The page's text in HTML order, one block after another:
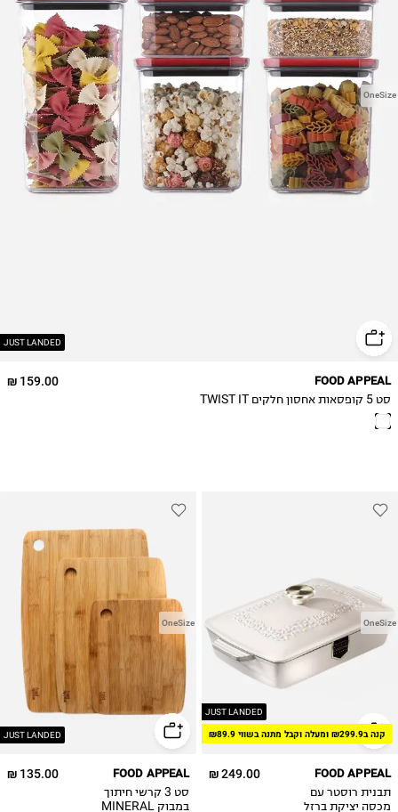
JUST LANDED
OneSize
159.00 ₪ FOOD APPEAL
סט 5 קופסאות אחסון חלקים TWIST IT
JUST LANDED
קנה ב₪299.9 ומעלה וקבל מתנה בשווי ₪89.9
OneSize
249.00 ₪ FOOD APPEAL
תבנית רוסטר עם
מכסה יציקת ברזל
JUST LANDED
OneSize
135.00 ₪ FOOD APPEAL
סט 3 קרשי חיתוך
במבוק MINERAL